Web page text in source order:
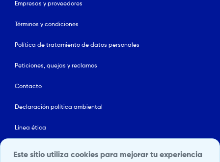
Empresas y proveedores
Términos y condiciones
Política de tratamiento de datos personales
Peticiones, quejas y reclamos
Contacto
Declaración política ambiental
Línea ética
Este sitio utiliza cookies para mejorar tu experiencia